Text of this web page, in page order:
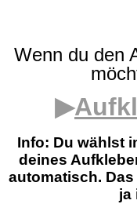
Wenn du den
▶
Info: Du wählst
deines
automatisch.
ja